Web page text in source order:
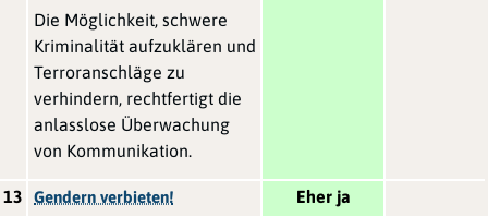
Die Möglichkeit, schwere
Kriminalität aufzuklären und
Terroranschläge zu
verhindern, rechtfertigt die
anlasslose Überwachung
von Kommunikation.
13 Gendern verbieten! Eher ja